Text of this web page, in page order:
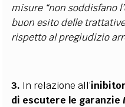
misure “non soddisfano
buon esito delle
rispetto al pregiudizio
3. In relazione all’
di escutere le garanzie